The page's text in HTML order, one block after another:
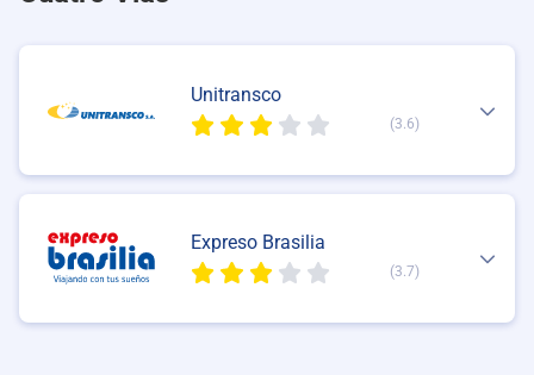
Unitransco
(3.6)
Expreso Brasilia
(3.7)